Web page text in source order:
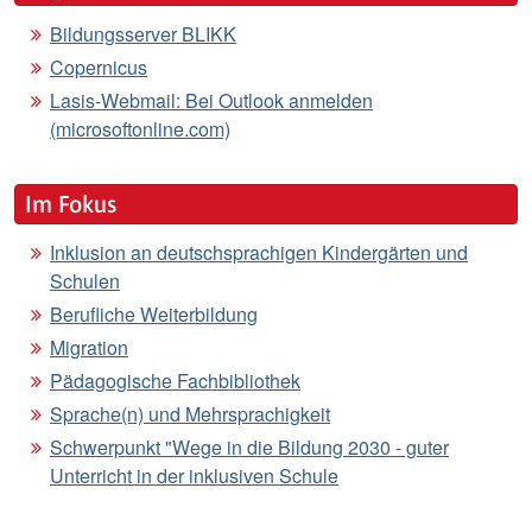
Bildungsserver BLIKK
Copernicus
Lasis-Webmail: Bei Outlook anmelden
(microsoftonline.com)
Im Fokus
Inklusion an deutschsprachigen Kindergärten und
Schulen
Berufliche Weiterbildung
Migration
Pädagogische Fachbibliothek
Sprache(n) und Mehrsprachigkeit
Schwerpunkt "Wege in die Bildung 2030 - guter
Unterricht in der inklusiven Schule